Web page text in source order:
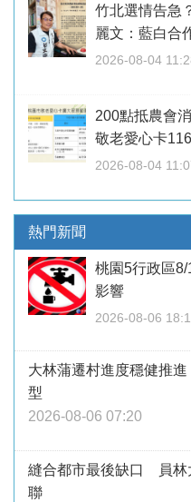
竹北選情告急
麗文：藍白合
2026-08-04
200點抵農會
敬老愛心卡
2026-08-04
熱門新聞
桃園5行政區
影響
2026-08-06
大林蒲遷村進度穩健推
型
2026-08-06 07:20
縫合都市最後缺口 員林
聯